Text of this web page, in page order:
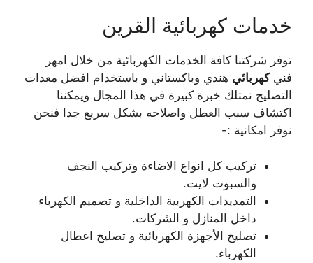
خدمات كهربائية القرين
توفر شركتنا كافة الخدمات الكهربائية من خلال امهر
فنيكهربائي هندي وباكستاني و باستخدام افضل معدات
التصليح نمتلك خبرة كبيرة في هذا المجال ويمكننا
اكتشاف سبب العطل واصلاحه بشكل سريع جدا فنحن
نوفر امكانية :-
تركيب كل انواع الاضاءة وتركيب النجف
والسبوت لايت.
التمديدات الكهربية الداخلية و تصميم الكهرباء
داخل المنازل و الشركات.
تصليح الأجهزة الكهربائية و تصليح اعطال
الكهرباء.